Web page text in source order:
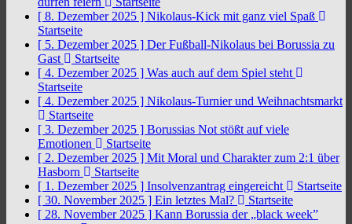
[ 8. Dezember 2025 ] Nikolaus-Kick mit ganz viel Spaß
Startseite
[ 5. Dezember 2025 ] Der Fußball-Nikolaus bei Borussia zu
Gast
Startseite
[ 4. Dezember 2025 ] Was auch auf dem Spiel steht
Startseite
[ 4. Dezember 2025 ] Nikolaus-Turnier und Weihnachtsmarkt
Startseite
[ 3. Dezember 2025 ] Borussias Not stößt auf viele
Emotionen
Startseite
[ 2. Dezember 2025 ] Mit Moral und Charakter zum 2:1 über
Hasborn
Startseite
[ 1. Dezember 2025 ] Insolvenzantrag eingereicht
Startseite
[ 30. November 2025 ] Ein letztes Mal?
Startseite
[ 28. November 2025 ] Kann Borussia der „black week”